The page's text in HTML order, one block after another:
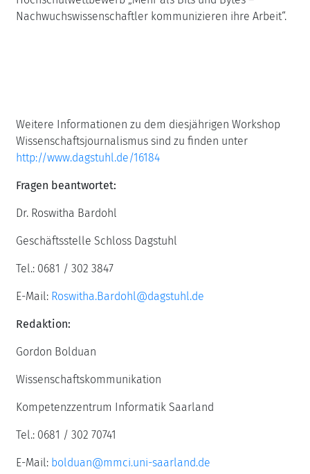
Nachwuchswissenschaftler kommunizieren ihre Arbeit“.
Weitere Informationen zu dem diesjährigen Workshop
Wissenschaftsjournalismus sind zu finden unter
http://www.dagstuhl.de/16184
Fragen beantwortet:
Dr. Roswitha Bardohl
Geschäftsstelle Schloss Dagstuhl
Tel.: 0681 / 302 3847
E-Mail: Roswitha.Bardohl@dagstuhl.de
Redaktion:
Gordon Bolduan
Wissenschaftskommunikation
Kompetenzzentrum Informatik Saarland
Tel.: 0681 / 302 70741
E-Mail: bolduan@mmci.uni-saarland.de